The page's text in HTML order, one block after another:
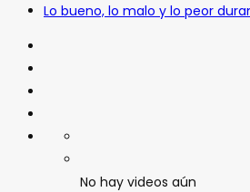
Lo bueno, lo malo y lo peor
No hay videos aún